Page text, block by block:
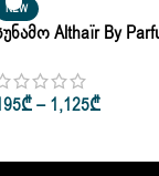
NEW
Althaïr By
125ml
₾– 1,125₾